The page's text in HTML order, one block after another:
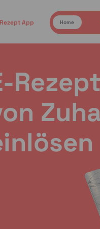
App Home